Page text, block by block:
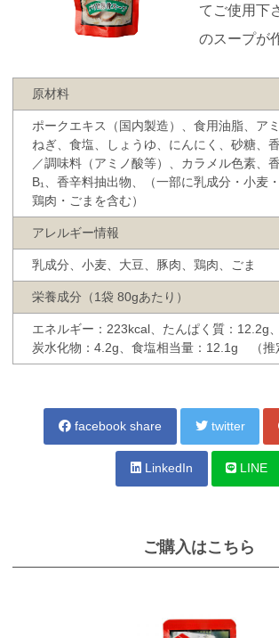
てご使用下
のスープが
原材料
ポークエキス（国内製造）、食用油脂、ア
ねぎ、食塩、しょうゆ、にんにく、砂糖、
／調味料（アミノ酸等）、カラメル色素、
B₁、香辛料抽出物、（一部に乳成分・小麦
鶏肉・ごまを含む）
アレルギー情報
乳成分、小麦、大豆、豚肉、鶏肉、ごま
栄養成分（1袋 80gあたり）
エネルギー：223kcal、たんぱく質：12.2g
炭水化物：4.2g、食塩相当量：12.1g （推
facebook share twitter
LinkedIn LINE
ご購入はこちら